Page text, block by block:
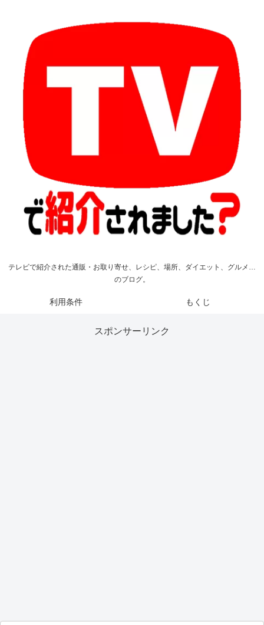
テレビで紹介された通販・お取り寄せ、レシピ、場所、ダイエット、グルメ…
のブログ。
利用条件 もくじ
スポンサーリンク